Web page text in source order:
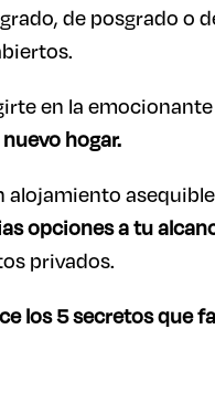
de posgrado
en la
hogar.
alojamiento
opciones a tu
privados.
los 5 secretos que